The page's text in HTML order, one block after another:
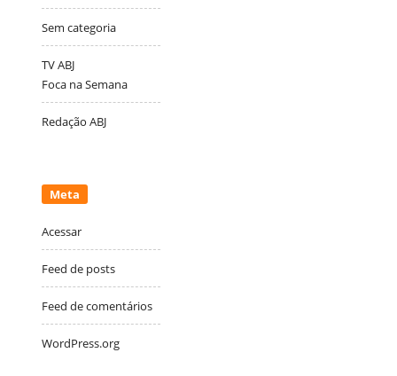
Sem categoria
TV ABJ
Foca na Semana
Redação ABJ
Meta
Acessar
Feed de posts
Feed de comentários
WordPress.org